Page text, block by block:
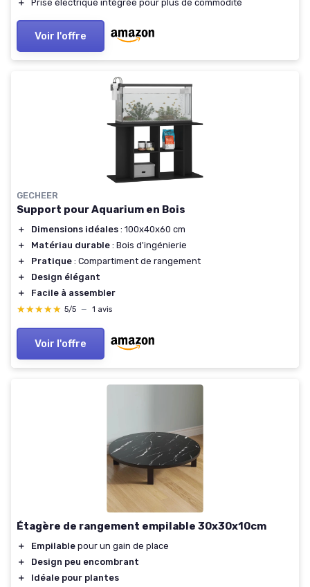
＋ Prise électrique intégrée pour plus de commodité
Voir l'offre
GECHEER
Support pour Aquarium en Bois
＋ Dimensions idéales : 100x40x60 cm
＋
Matériau durable : Bois d'ingénierie
＋
Pratique : Compartiment de rangement
＋
Design élégant
＋
Facile à assembler
★★★★★
★★★★★ 5/5 — 1 avis
Voir l'offre
Étagère de rangement empilable 30x30x10cm
＋ Empilable pour un gain de place
＋
Design peu encombrant
＋
Idéale pour plantes